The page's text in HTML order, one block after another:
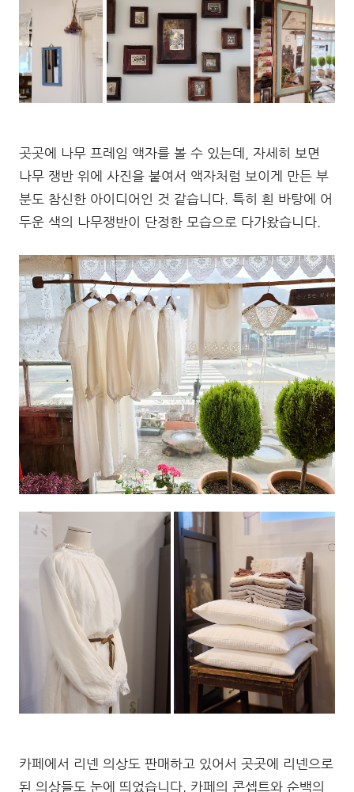
곳곳에 나무 프레임 액자를 볼 수 있는데, 자세히 보면
나무 쟁반 위에 사진을 붙여서 액자처럼 보이게 만든 부
분도 참신한 아이디어인 것 같습니다. 특히 흰 바탕에 어
두운 색의 나무쟁반이 단정한 모습으로 다가왔습니다.
카페에서 리넨 의상도 판매하고 있어서 곳곳에 리넨으로
된 의상들도 눈에 띄었습니다. 카페의 콘셉트와 순백의